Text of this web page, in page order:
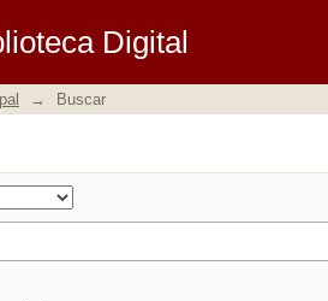
Digital
→ Buscar